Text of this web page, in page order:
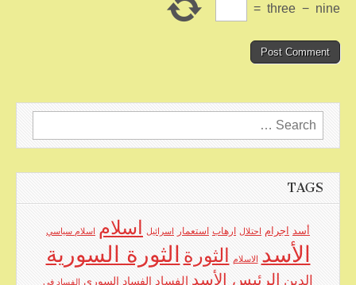
nine
−
three
=
Search
for:
TAGS
أسد اجرام احتلال ارهاب استعمار اسرائيل اسلام اسلام سياسي
الأسد الاسلام الثورة الثورة السورية
الدين الرئيس الأسد الفساد الفساد السوري الفساد في